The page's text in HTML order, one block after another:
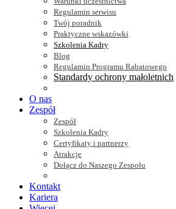
Regulamin serwisu
Twój poradnik
Praktyczne wskazówki
Szkolenia Kadry
Blog
Regulamin Programu Rabatowego
Standardy ochrony małoletnich
O nas
Zespół
Zespół
Szkolenia Kadry
Certyfikaty i partnerzy
Atrakcje
Dołącz do Naszego Zespołu
Kontakt
Kariera